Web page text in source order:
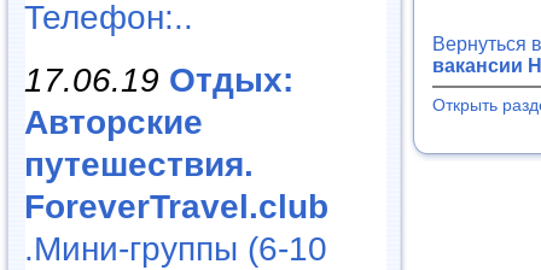
Телефон:..
17.06.19 Отдых:
Авторские
путешествия.
ForeverTravel.club
.Мини-группы (6-10
Вернуться
вакансии
Открыть